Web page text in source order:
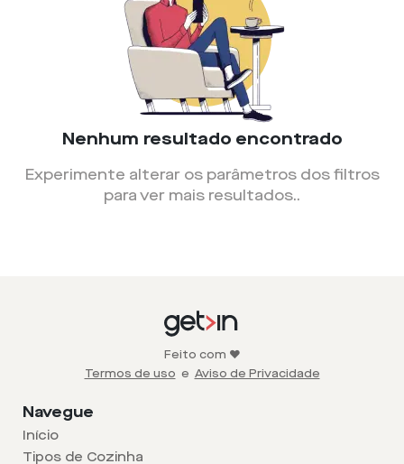
Nenhum resultado encontrado
Experimente alterar os parâmetros dos filtros
para ver mais resultados..
Feito com ❤️
Termos de uso e Aviso de Privacidade
Navegue
Início
Tipos de Cozinha